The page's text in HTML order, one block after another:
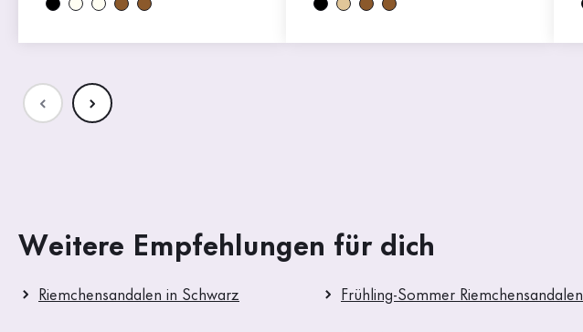
Weitere Empfehlungen für dich
Riemchensandalen in Schwarz Frühling-Sommer Riemchensandalen